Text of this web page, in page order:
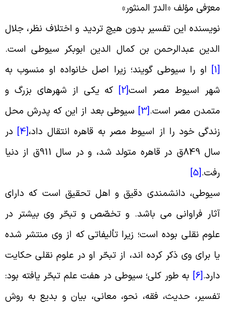
مؤلف «الدرّ المنثور»
این تفسیر بدون هیچ تردید و اختلاف نظر، جلال
عبدالرحمن بن کمال الدین ابوبکر سیوطى است.
او را سیوطى گویند؛ زیرا اصل خانواده او منسوب به
اسیوط مصر است[2]
که یکى از شهرهاى بزرگ و
مصر است.
[3]
سیوطی بعد از این که پدرش محل
خود را از اسیوط مصر به قاهره انتقال داد،[4]
در
سال 849ق در قاهره متولد شد، و در سال 911ق از دنیا
.
[5]
دانشمندى دقیق و اهل تحقیق است که داراى
فراوانى می باشد. و تخصّص و تبحّر وى بیشتر در
نقلى بوده است؛ زیرا تألیفاتى که از وى منتشر شده
براى وى ذکر کرده اند، از تبحّر او در علوم نقلى حکایت
.
[6]
به طور کلی؛ سیوطی در هفت علم تبحّر یافته بود:
حدیث، فقه، نحو، معانى، بیان و بدیع به روش